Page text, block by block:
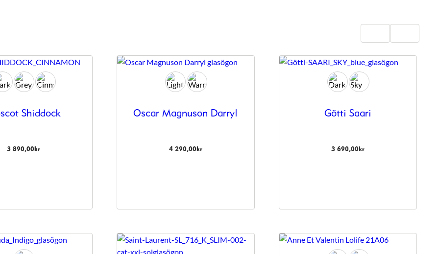
Shiddock
3 890,00kr
Oscar Magnuson Darryl
4 290,00kr
Götti Saari
3 690,00kr